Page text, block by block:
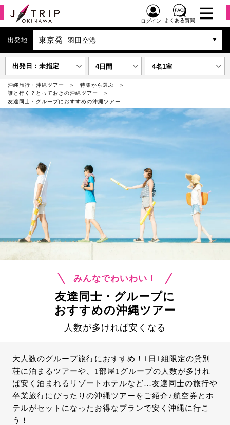
ログイン よくある質問
出発地 東京発 羽田空港
出発日：未指定 4日間 4名1室
沖縄旅行・沖縄ツアー
特集から選ぶ
誰と行く？とっておきの沖縄ツアー
友達同士・グループにおすすめの沖縄ツアー
みんなでわいわい！
友達同士・グループに
おすすめの沖縄ツアー
人数が多ければ安くなる
大人数のグループ旅行におすすめ！1日1組限定の貸別
荘に泊まるツアーや、1部屋1グループの人数が多けれ
ば安く泊まれるリゾートホテルなど…友達同士の旅行や
卒業旅行にぴったりの沖縄ツアーをご紹介♪航空券とホ
テルがセットになったお得なプランで安く沖縄に行こ
う！